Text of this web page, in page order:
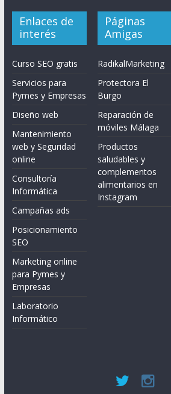
Enlaces de
interés
Curso SEO gratis
Servicios para
Pymes y Empresas
Diseño web
Mantenimiento
web y Seguridad
online
Consultoría
Informática
Campañas ads
Posicionamiento
SEO
Marketing online
para Pymes y
Empresas
Laboratorio
Informático
Páginas
Amigas
RadikalMarketing
Protectora El
Burgo
Reparación de
móviles Málaga
Productos
saludables y
complementos
alimentarios en
Instagram